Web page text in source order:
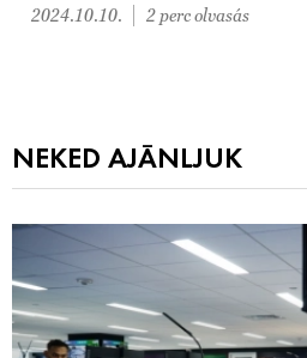
2024.10.10. 2 perc olvasás
NEKED AJÁNLJUK